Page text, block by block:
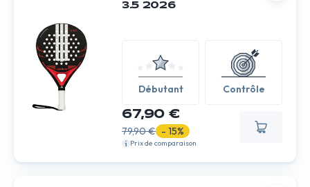
3.5 2026
Débutant Contrôle
67,90 €
79,90 € - 15%
Prix de comparaison